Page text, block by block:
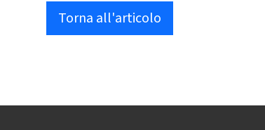
Torna all'articolo